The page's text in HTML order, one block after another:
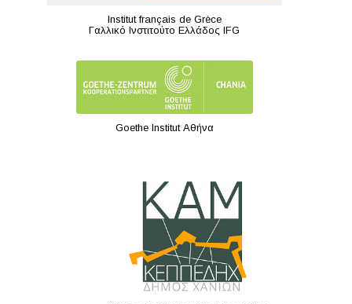
Institut français de Grèce
Γαλλικό Ινστιτούτο Ελλάδος IFG
Goethe Institut Αθήνα